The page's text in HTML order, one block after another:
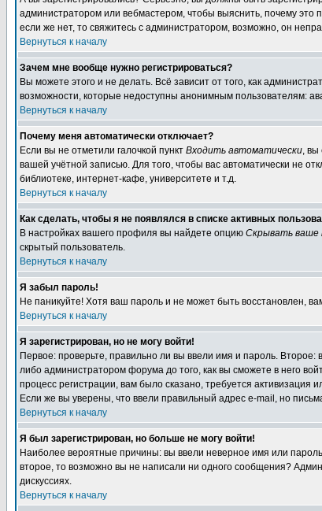
администратором или вебмастером, чтобы выяснить, почему
если же нет, то свяжитесь с администратором, возможно, он
Вернуться к началу
Зачем мне вообще нужно регистрироваться?
Вы можете этого и не делать. Всё зависит от того, как
возможности, которые недоступны анонимным пользователям:
Вернуться к началу
Почему меня автоматически отключает?
Если вы не отметили галочкой пункт Входить автоматически, вы
вашей учётной записью. Для того, чтобы вас автоматически не
библиотеке, интернет-кафе, университете и т.д.
Вернуться к началу
Как сделать, чтобы я не появлялся в списке активных
В настройках вашего профиля вы найдете опцию Скрывать ваше
скрытый пользователь.
Вернуться к началу
Я забыл пароль!
Не паникуйте! Хотя ваш пароль и не может быть восстановлен,
Вернуться к началу
Я зарегистрирован, но не могу войти!
Первое: проверьте, правильно ли вы ввели имя и пароль.
либо администратором форума до того, как вы сможете в него
процесс регистрации, вам было сказано, требуется
Если же вы уверены, что ввели правильный адрес e-mail, но
Вернуться к началу
Я был зарегистрирован, но больше не могу войти!
Наиболее вероятные причины: вы ввели неверное имя или
второе, то возможно вы не написали ни одного сообщения?
дискуссиях.
Вернуться к началу